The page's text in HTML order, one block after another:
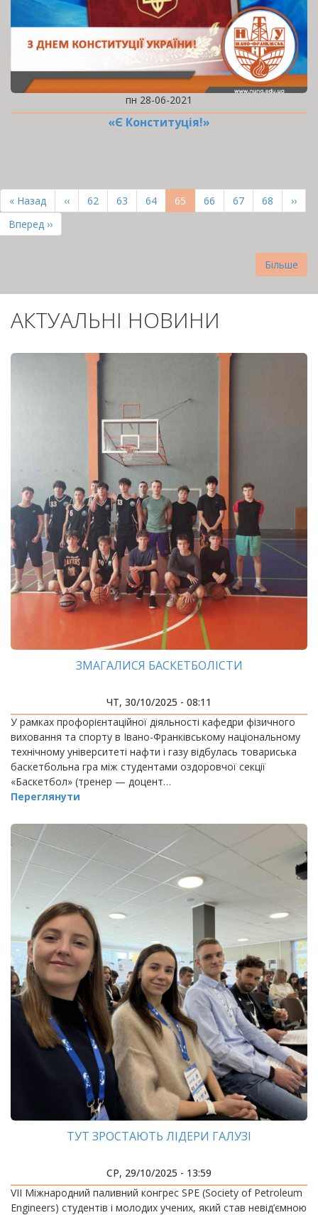
пн 28-06-2021
«Є Конституція!»
НА
СТОРІНКИ
Перша
сторінка
« Назад
Попередня
сторінка
‹‹ Page
62 Page
63 Page
64
Поточна
сторінка
65 Page
66 Page
67 Page
68
››
Остання
сторінка
Вперед ››
Більше
АКТУАЛЬНІ НОВИНИ
ЗМАГАЛИСЯ БАСКЕТБОЛІСТИ
ЧТ, 30/10/2025 - 08:11
У рамках профорієнтаційної діяльності кафедри фізичного
виховання та спорту в Івано-Франківському національному
технічному університеті нафти і газу відбулась товариська
баскетбольна гра між студентами оздоровчої секції
«Баскетбол» (тренер — доцент…
Переглянути
ТУТ ЗРОСТАЮТЬ ЛІДЕРИ ГАЛУЗІ
СР, 29/10/2025 - 13:59
VIІ Міжнародний паливний конгрес SPE (Society of Petroleum
Engineers) студентів і молодих учених, який став невід’ємною